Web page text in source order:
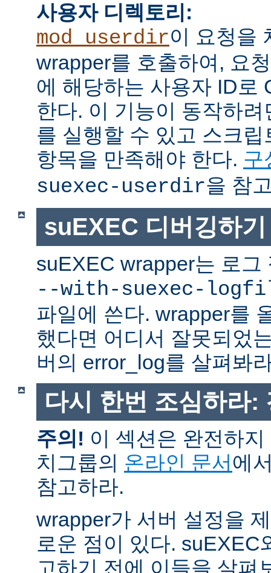
사용자 디렉토리:
mod_userdir이 요청을
wrapper를 호출하여, 요
에 해당하는 사용자 ID로
한다. 이 기능이 동작하
를 실행할 수 있고 스크
항목을 만족해야 한다. 구
suexec-userdir을 참
suEXEC 디버깅하기
suEXEC wrapper는 로그
--with-suexec-
파일에 쓴다. wrapper를
했다면 어디서 잘못되었
버의 error_log를 살펴봐
다시 한번 조심하라:
주의! 이 섹션은 완전하
치그룹의 온라인 문서에
참고하라.
wrapper가 서버 설정을
로운 점이 있다. suEXEC
고하기 전에 이들을 살펴